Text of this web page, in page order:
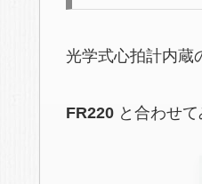
光学式心拍計内蔵
FR220 と合わせ